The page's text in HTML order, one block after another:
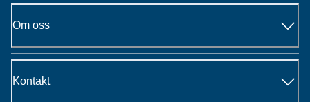
Om oss
Kontakt